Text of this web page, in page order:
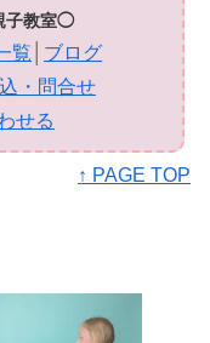
子教室◯
覧
ブログ
・問合せ
せる
↑ PAGE TOP